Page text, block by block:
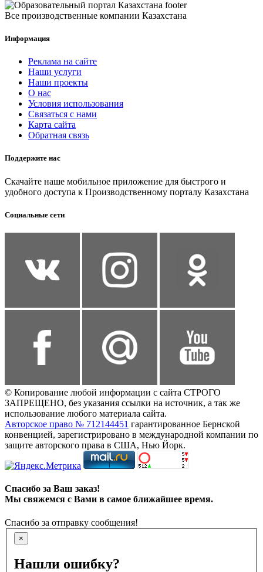
Все производственные компании Казахстана
Информация
Реклама на сайте
Наши услуги
Наши проекты
О нас
Условия использования
Связаться с нами
Карта сайта
Обратная связь
Поддержите нас
Скачайте наше мобильное приложение для быстрого и
удобного доступа к Производственному порталу Казахстана
Социальные сети
© Копирование любой информации с сайта СТРОГО
ЗАПРЕЩЕНО, без указания ссылки на источник, а так же
использование любого материала сайта.
Авторское право № 712144451 гарантированное Бернской
конвенцией, зарегистрировано в международной компании по
защите авторского права в США, Нью Йорк.
Спасибо за Ваш заказ!
Мы свяжемся с Вами в самое ближайшее время.
Спасибо за отправку сообщения!
×
Нашли ошибку?